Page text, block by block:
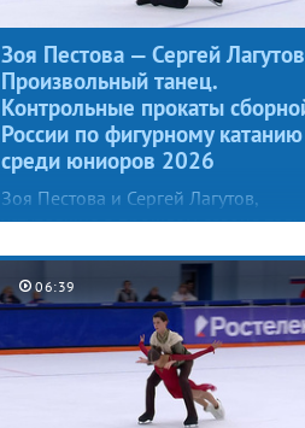
Зоя Пестова — Сергей
Произвольный танец.
Контрольные прокаты
России по фигурному катанию
среди юниоров 2026
Зоя Пестова и Сергей Лагутов,
уступавшие в прошлом сезоне
и Артему Валову), представили
специалистам новый
танец под музыку из балета Игоря
Стравинского «Весна священная»,
причем Зоя предстала в образе жар-
06:39